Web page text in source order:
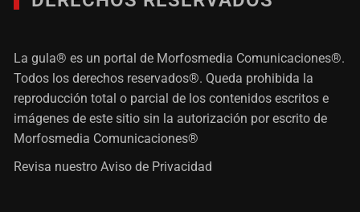
La gula® es un portal de Morfosmedia Comunicaciones®.
Todos los derechos reservados®. Queda prohibida la
reproducción total o parcial de los contenidos escritos e
imágenes de este sitio sin la autorización por escrito de
Morfosmedia Comunicaciones®
Revisa nuestroAviso de Privacidad